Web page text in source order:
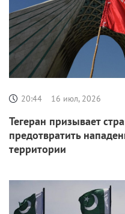
20:44 16 июл, 2026
Тегеран призывает
предотвратить
территории